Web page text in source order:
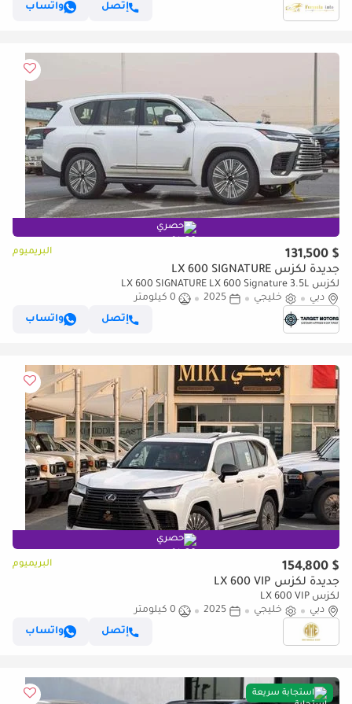
إتصل
واتساب
حصري
$ 131,500 البريميوم
جديدة لكزس LX 600 SIGNATURE
لكزس LX 600 SIGNATURE LX 600 Signature 3.5L
دبي
خليجي 2025
0 كيلومتر
إتصل
واتساب
حصري
$ 154,800 البريميوم
جديدة لكزس LX 600 VIP
لكزس LX 600 VIP
دبي
خليجي 2025
0 كيلومتر
إتصل
واتساب
استجابة سريعة